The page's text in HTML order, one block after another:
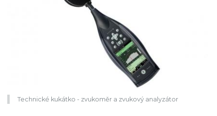
Technické kukátko - zvukoměr a zvukový analyzátor